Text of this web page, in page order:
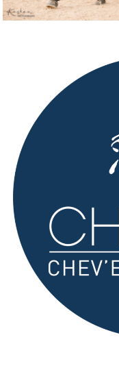
CAVALIERS
COMMERCE
ÉTALONS
PARTENAIRES
CONTACT